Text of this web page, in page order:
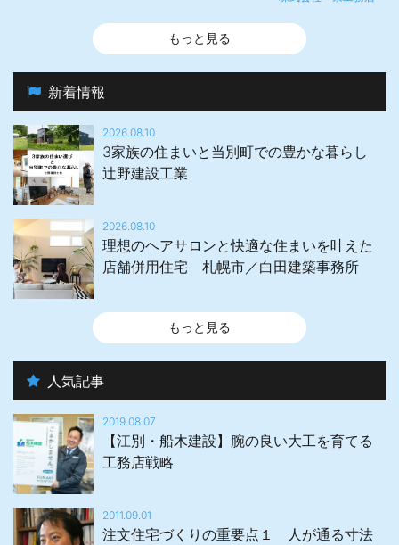
もっと見る
新着情報
2026.08.10
3家族の住まいと当別町での豊かな暮らし
辻野建設工業
2026.08.10
理想のヘアサロンと快適な住まいを叶えた
店舗併用住宅 札幌市／白田建築事務所
もっと見る
人気記事
2019.08.07
【江別・船木建設】腕の良い大工を育てる
工務店戦略
2011.09.01
注文住宅づくりの重要点１ 人が通る寸法